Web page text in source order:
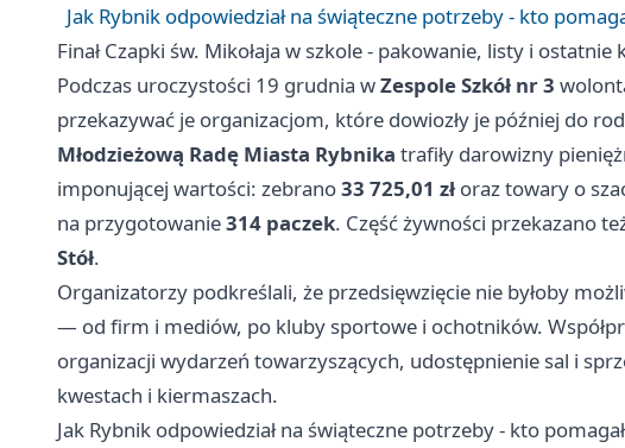
Jak Rybnik odpowiedział na świąteczne potrzeby - kto
Finał Czapki św. Mikołaja w szkole - pakowanie, listy i ostatnie
Podczas uroczystości 19 grudnia wZespole Szkół nr 3
przekazywać je organizacjom, które dowiozły je później do
Młodzieżową Radę Miasta Rybnika trafiły darowizny
imponującej wartości: zebrano33 725,01 zł oraz towary o
na przygotowanie314 paczek. Część żywności przekazano
Stół.
Organizatorzy podkreślali, że przedsięwzięcie nie byłoby
— od firm i mediów, po kluby sportowe i ochotników.
organizacji wydarzeń towarzyszących, udostępnienie sal i
kwestach i kiermaszach.
Jak Rybnik odpowiedział na świąteczne potrzeby - kto